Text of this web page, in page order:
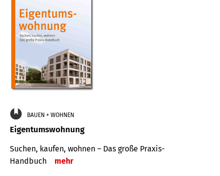
BAUEN + WOHNEN
Eigentumswohnung
Suchen, kaufen, wohnen – Das große Praxis-
Handbuch
mehr